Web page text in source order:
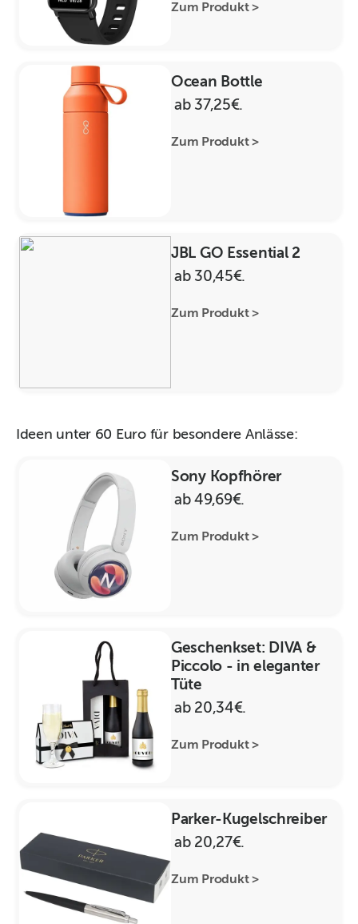
Zum Produkt >
Ocean Bottle
ab 37,25€.
Zum Produkt >
JBL GO Essential 2
ab 30,45€.
Zum Produkt >
Ideen unter 60 Euro für besondere Anlässe:
Sony Kopfhörer
ab 49,69€.
Zum Produkt >
Geschenkset: DIVA &
Piccolo - in eleganter
Tüte
ab 20,34€.
Zum Produkt >
Parker-Kugelschreiber
ab 20,27€.
Zum Produkt >